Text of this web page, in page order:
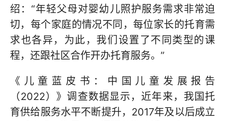
绍：“年轻父母对婴幼儿照护服务需求非常迫
切，每个家庭的情况不同，每位家长的托育需
求也各异，为此，我们设置了不同类型的课
程，还跟社区合作开办托育服务。”
《儿童蓝皮书：中国儿童发展报告
（2022）》调查数据显示，近年来，我国托
育供给服务水平不断提升，2017年及以后成立